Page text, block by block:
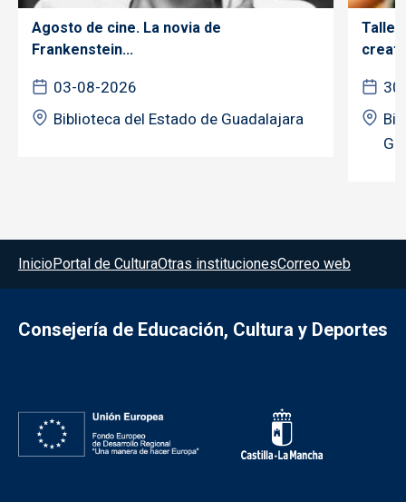
Agosto de cine. La novia de
Frankenstein...
03-08-2026
Biblioteca del Estado de Guadalajara
Taller
Menú del pie
InicioPortal de CulturaOtras institucionesCorreo web
Consejería de Educación, Cultura y Deportes